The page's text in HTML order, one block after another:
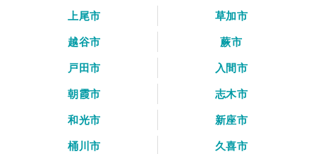
上尾市
草加市
越谷市
蕨市
戸田市
入間市
朝霞市
志木市
和光市
新座市
桶川市
久喜市